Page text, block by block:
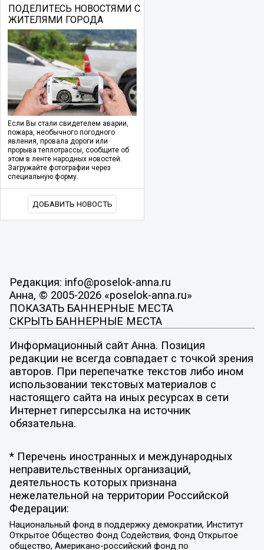
ПОДЕЛИТЕСЬ НОВОСТЯМИ С
ЖИТЕЛЯМИ ГОРОДА
Если Вы стали свидетелем аварии,
пожара, необычного погодного
явления, провала дороги или
прорыва теплотрассы, сообщите об
этом в ленте народных новостей.
Загружайте фотографии через
специальную форму.
ДОБАВИТЬ НОВОСТЬ
Редакция: info@poselok-anna.ru
Анна, © 2005-2026 «poselok-anna.ru»
ПОКАЗАТЬ БАННЕРНЫЕ МЕСТА
СКРЫТЬ БАННЕРНЫЕ МЕСТА
Информационный сайт Анна. Позиция
редакции не всегда совпадает с точкой зрения
авторов. При перепечатке текстов либо ином
использовании текстовых материалов с
настоящего сайта на иных ресурсах в сети
Интернет гиперссылка на источник
обязательна.
* Перечень иностранных и международных
неправительственных организаций,
деятельность которых признана
нежелательной на территории Российской
Федерации:
Национальный фонд в поддержку демократии, Институт
Открытое Общество Фонд Содействия, Фонд Открытое
общество, Американо-российский фонд по